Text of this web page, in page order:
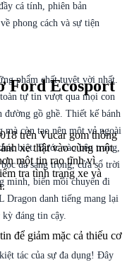
cá tính, phiên bản
phong cách và sự tiện
phẩm chất tuyệt vời nhất.
tự tin vượt qua mọi con
đường gồ ghề. Thiết kế bánh
mà còn tạo nên một vẻ ngoài
biệt. Bước vào bên trong,
da sang trọng, cửa sổ trời
minh, biến mỗi chuyến đi
Dragon danh tiếng mang lại
đáng tin cậy.
tác của sự đa dụng! Đây
Ford Ecosport
trên Vucar gom thông
xe thật vào cùng một
một tin rao tĩnh vì
tra tình trạng xe và
để giảm mặc cả thiếu cơ